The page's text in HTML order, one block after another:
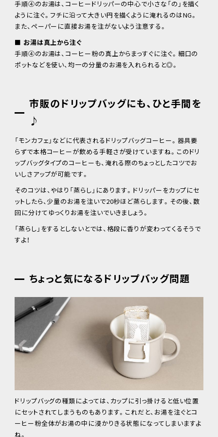
手順④のお湯は、コーヒードリッパーの中心で小さな「の」を描く
ように注ぐ。フチに沿って大きい円を描くように淹れるのはNG。
また、ペーパーに直接お湯を注がないよう注意する。
■ お湯は真上から注ぐ
手順④のお湯は、コーヒー粉の真上からまっすぐに注ぐ。細口の
ポットなどを使い、均一の分量のお湯を入れられると◎。
市販のドリップバッグにも、ひと手間を
♪
「モンカフェ」などに代表されるドリップバッグコーヒー。器具要
らずで本格コーヒーが飲める手軽さが受けていますね。このドリ
ップバッグタイプのコーヒーも、淹れる際のちょっとしたコツでお
いしさアップが可能です。
そのコツは、やはり「蒸らし」にあります。ドリッパーをカップにセ
ットしたら、少量のお湯を注いで20秒ほど蒸らします。その後、数
回に分けてゆっくりお湯を注いでいきましょう。
「蒸らし」をするとしないとでは、格段に香りが変わってくるそうで
すよ！
ちょっと気になるドリップバッグ問題
ドリップバッグの種類によっては、カップに引っ掛けると低い位置
にセットされてしまうものもあります。これだと、お湯を注ぐとコ
ーヒー粉全体がお湯の中に浸かりきる状態になってしまいますよ
ね。